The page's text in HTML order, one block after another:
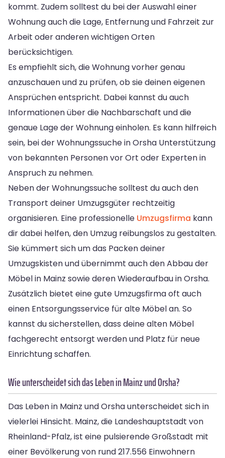
kommt. Zudem solltest du bei der Auswahl einer
Wohnung auch die Lage, Entfernung und Fahrzeit zur
Arbeit oder anderen wichtigen Orten
berücksichtigen.
Es empfiehlt sich, die Wohnung vorher genau
anzuschauen und zu prüfen, ob sie deinen eigenen
Ansprüchen entspricht. Dabei kannst du auch
Informationen über die Nachbarschaft und die
genaue Lage der Wohnung einholen. Es kann hilfreich
sein, bei der Wohnungssuche in Orsha Unterstützung
von bekannten Personen vor Ort oder Experten in
Anspruch zu nehmen.
Neben der Wohnungssuche solltest du auch den
Transport deiner Umzugsgüter rechtzeitig
organisieren. Eine professionelle Umzugsfirma kann
dir dabei helfen, den Umzug reibungslos zu gestalten.
Sie kümmert sich um das Packen deiner
Umzugskisten und übernimmt auch den Abbau der
Möbel in Mainz sowie deren Wiederaufbau in Orsha.
Zusätzlich bietet eine gute Umzugsfirma oft auch
einen Entsorgungsservice für alte Möbel an. So
kannst du sicherstellen, dass deine alten Möbel
fachgerecht entsorgt werden und Platz für neue
Einrichtung schaffen.
Wie unterscheidet sich das Leben in Mainz und Orsha?
Das Leben in Mainz und Orsha unterscheidet sich in
vielerlei Hinsicht. Mainz, die Landeshauptstadt von
Rheinland-Pfalz, ist eine pulsierende Großstadt mit
einer Bevölkerung von rund 217.556 Einwohnern